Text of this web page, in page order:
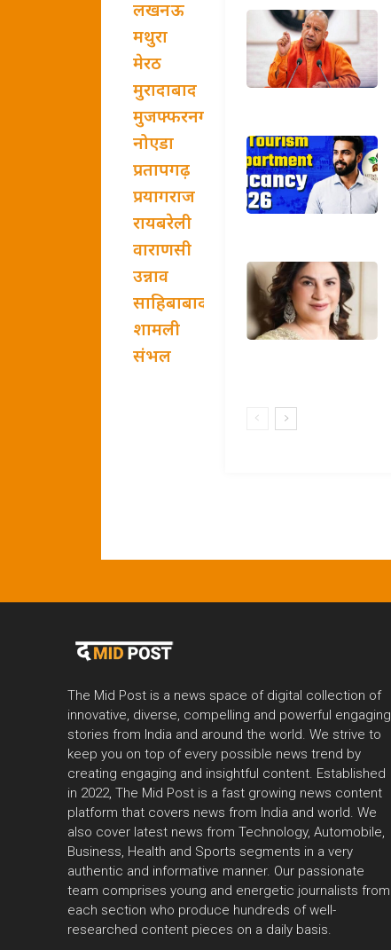
लखनऊ
मथुरा
मेरठ
मुरादाबाद
मुजफ्फरनगर
नोएडा
प्रतापगढ़
प्रयागराज
रायबरेली
वाराणसी
उन्नाव
साहिबाबाद
शामली
संभल
The Mid Post is a news space of digital collection of
innovative, diverse, compelling and powerful engaging
stories from India and around the world. We strive to
keep you on top of every possible news trend by
creating engaging and insightful content. Established
in 2022, The Mid Post is a fast growing news content
platform that covers news from India and world. We
also cover latest news from Technology, Automobile,
Business, Health and Sports segments in a very
authentic and informative manner. Our passionate
team comprises young and energetic journalists from
each section who produce hundreds of well-
researched content pieces on a daily basis.